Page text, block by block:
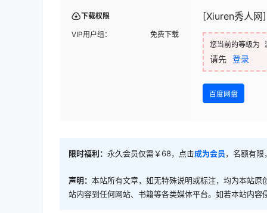
下载权限
VIP用户组： 免费下载
[Xiuren秀人
您当前的等级为
请先 登录
百度网盘
限时福利： 永久会员仅需￥68，点击成为会员，名额有
声明： 本站所有文章，如无特殊说明或标注，均为本站
站内容到任何网站、书籍等各类媒体平台。如若本站内